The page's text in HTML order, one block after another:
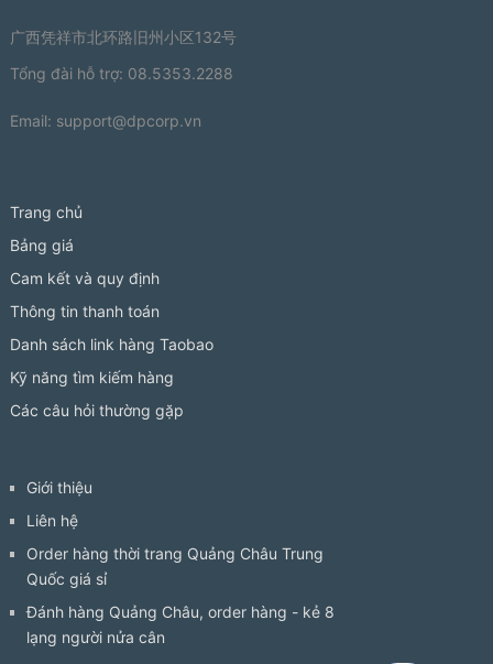
广西凭祥市北环路旧州小区132号
Tổng đài hỗ trợ: 08.5353.2288
Email: support@dpcorp.vn
Trang chủ
Bảng giá
Cam kết và quy định
Thông tin thanh toán
Danh sách link hàng Taobao
Kỹ năng tìm kiếm hàng
Các câu hỏi thường gặp
Giới thiệu
Liên hệ
Order hàng thời trang Quảng Châu Trung
Quốc giá sỉ
Đánh hàng Quảng Châu, order hàng - kẻ 8
lạng người nửa cân